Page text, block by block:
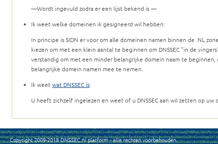
—Wordt ingevuld zodra er een lijst bekend is —
Ik weet welke domeinen ik gesigneerd wil hebben:
In principe is SIDN er voor om alle domeinen namen binnen de .NL
kiezen om met een klein aantal te beginnen om DNSSEC "in de
verstandig om met een minder belangrijke domein naam te
belangrijke domein namen mee te nemen.
Ik weetwat DNSSEC is:
U heeft zichzelf ingelezen en weet of u DNSSEC aan wil zetten op uw
Copyright 2009-2018 DNSSEC.nl platform - alle rechten voorbehouden